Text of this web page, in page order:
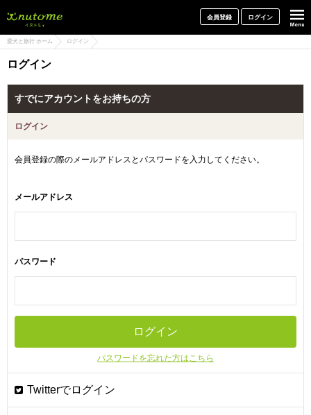
会員登録 ログイン
愛犬と旅行 ホーム ログイン
ログイン
すでにアカウントをお持ちの方
ログイン
会員登録の際のメールアドレスとパスワードを入力してください。
メールアドレス
パスワード
パスワードを忘れた方はこちら